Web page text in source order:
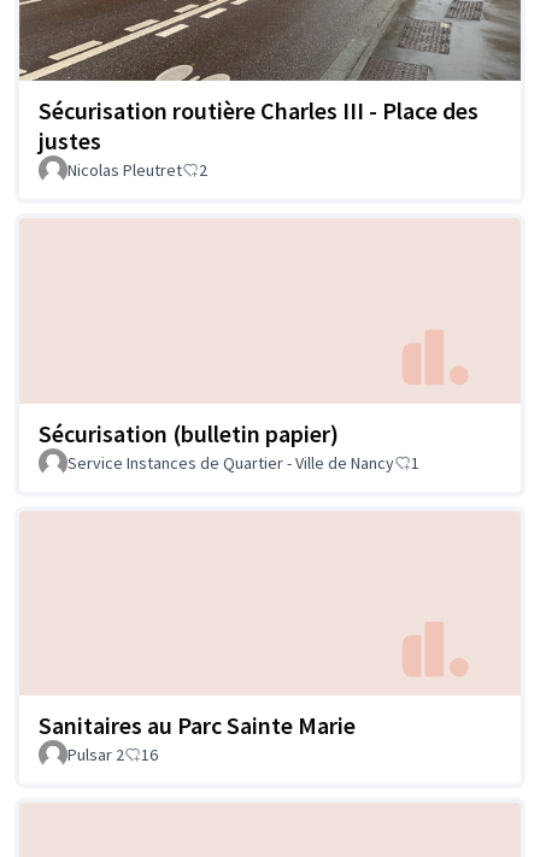
Sécurisation routière Charles III - Place des
justes
Nicolas Pleutret 2
Sécurisation (bulletin papier)
Service Instances de Quartier - Ville de Nancy 1
Sanitaires au Parc Sainte Marie
Pulsar 2 16